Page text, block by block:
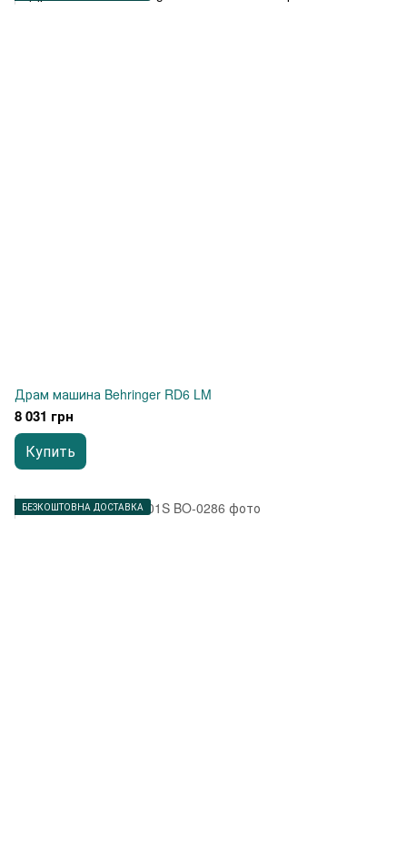
Драм машина Behringer RD6 LM
8 031 грн
Купить
БЕЗКОШТОВНА ДОСТАВКА